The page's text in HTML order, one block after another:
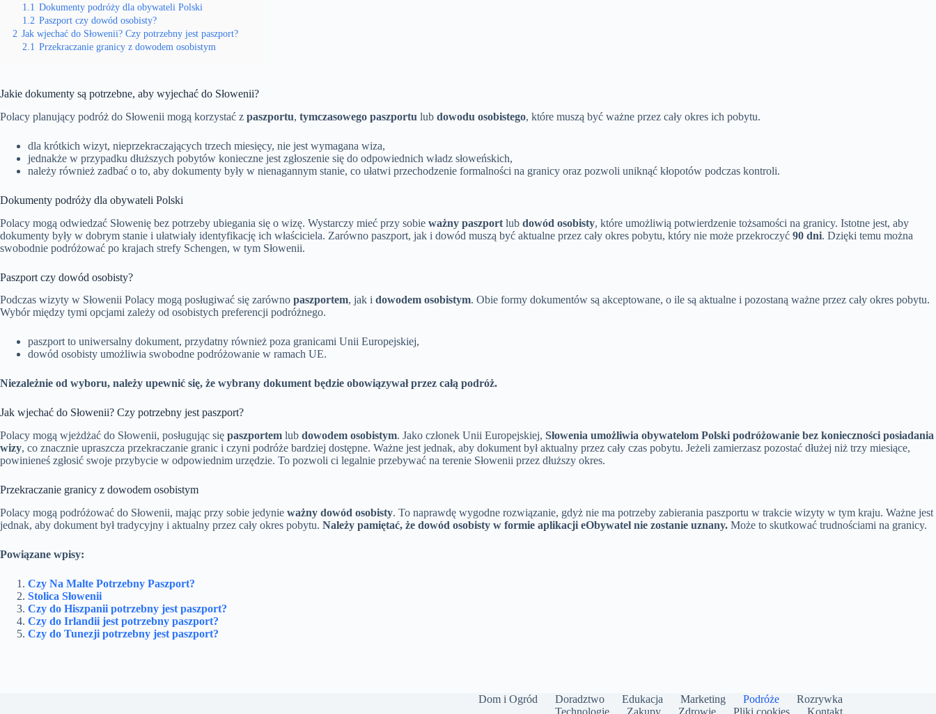
1.1 Dokumenty podróży dla obywateli Polski
1.2 Paszport czy dowód osobisty?
2 Jak wjechać do Słowenii? Czy potrzebny jest paszport?
2.1 Przekraczanie granicy z dowodem osobistym
Jakie dokumenty są potrzebne, aby wyjechać do Słowenii?
Polacy planujący podróż do Słowenii mogą korzystać z paszportu, tymczasowego paszportu lub dowodu osobistego, które muszą być ważne przez cały okres ich pobytu.
dla krótkich wizyt, nieprzekraczających trzech miesięcy, nie jest wymagana wiza,
jednakże w przypadku dłuższych pobytów konieczne jest zgłoszenie się do odpowiednich władz słoweńskich,
należy również zadbać o to, aby dokumenty były w nienagannym stanie, co ułatwi przechodzenie formalności na granicy oraz pozwoli uniknąć kłopotów podczas kontroli.
Dokumenty podróży dla obywateli Polski
Polacy mogą odwiedzać Słowenię bez potrzeby ubiegania się o wizę. Wystarczy mieć przy sobie ważny paszport lub dowód osobisty, które umożliwią potwierdzenie tożsamości na granicy. Istotne jest, aby
dokumenty były w dobrym stanie i ułatwiały identyfikację ich właściciela. Zarówno paszport, jak i dowód muszą być aktualne przez cały okres pobytu, który nie może przekroczyć 90 dni. Dzięki temu można
swobodnie podróżować po krajach strefy Schengen, w tym Słowenii.
Paszport czy dowód osobisty?
Podczas wizyty w Słowenii Polacy mogą posługiwać się zarówno paszportem, jak i dowodem osobistym. Obie formy dokumentów są akceptowane, o ile są aktualne i pozostaną ważne przez cały okres pobytu.
Wybór między tymi opcjami zależy od osobistych preferencji podróżnego.
paszport to uniwersalny dokument, przydatny również poza granicami Unii Europejskiej,
dowód osobisty umożliwia swobodne podróżowanie w ramach UE.
Niezależnie od wyboru, należy upewnić się, że wybrany dokument będzie obowiązywał przez całą podróż.
Jak wjechać do Słowenii? Czy potrzebny jest paszport?
Polacy mogą wjeżdżać do Słowenii, posługując się paszportem lub dowodem osobistym. Jako członek Unii Europejskiej, Słowenia umożliwia obywatelom Polski podróżowanie bez konieczności posiadania
wizy, co znacznie upraszcza przekraczanie granic i czyni podróże bardziej dostępne. Ważne jest jednak, aby dokument był aktualny przez cały czas pobytu. Jeżeli zamierzasz pozostać dłużej niż trzy miesiące,
powinieneś zgłosić swoje przybycie w odpowiednim urzędzie. To pozwoli ci legalnie przebywać na terenie Słowenii przez dłuższy okres.
Przekraczanie granicy z dowodem osobistym
Polacy mogą podróżować do Słowenii, mając przy sobie jedynie ważny dowód osobisty. To naprawdę wygodne rozwiązanie, gdyż nie ma potrzeby zabierania paszportu w trakcie wizyty w tym kraju. Ważne jest
jednak, aby dokument był tradycyjny i aktualny przez cały okres pobytu. Należy pamiętać, że dowód osobisty w formie aplikacji eObywatel nie zostanie uznany. Może to skutkować trudnościami na granicy.
Powiązane wpisy:
Czy Na Malte Potrzebny Paszport?
Stolica Słowenii
Czy do Hiszpanii potrzebny jest paszport?
Czy do Irlandii jest potrzebny paszport?
Czy do Tunezji potrzebny jest paszport?
Dom i Ogród Doradztwo Edukacja Marketing Podróże
Rozrywka
Technologie
Zakupy Zdrowie Pliki cookies Kontakt